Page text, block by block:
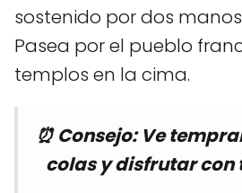
sostenido por dos
Pasea por el pueblo
templos en la cima.
⏰ Consejo: Ve
colas y disfrutar